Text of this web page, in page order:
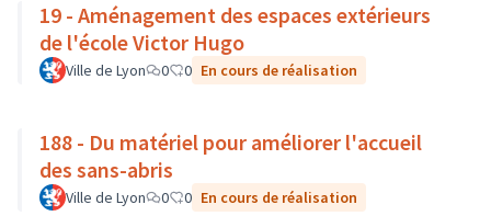
19 - Aménagement des espaces extérieurs
de l'école Victor Hugo
Ville de Lyon 0 0 En cours de réalisation
188 - Du matériel pour améliorer l'accueil
des sans-abris
Ville de Lyon 0 0 En cours de réalisation